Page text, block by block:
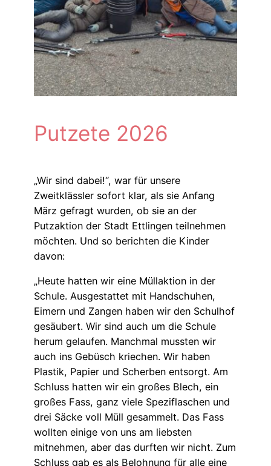
Putzete 2026
„Wir sind dabei!“, war für unsere
Zweitklässler sofort klar, als sie Anfang
März gefragt wurden, ob sie an der
Putzaktion der Stadt Ettlingen teilnehmen
möchten. Und so berichten die Kinder
davon:
„Heute hatten wir eine Müllaktion in der
Schule. Ausgestattet mit Handschuhen,
Eimern und Zangen haben wir den Schulhof
gesäubert. Wir sind auch um die Schule
herum gelaufen. Manchmal mussten wir
auch ins Gebüsch kriechen. Wir haben
Plastik, Papier und Scherben entsorgt. Am
Schluss hatten wir ein großes Blech, ein
großes Fass, ganz viele Speziflaschen und
drei Säcke voll Müll gesammelt. Das Fass
wollten einige von uns am liebsten
mitnehmen, aber das durften wir nicht. Zum
Schluss gab es als Belohnung für alle eine